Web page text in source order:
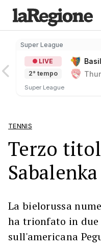
Super League
LIVE
2° tempo
Super League
TENNIS
Terzo
Sabalenka
La bielorussa
ha trionfato in due
sull'americana